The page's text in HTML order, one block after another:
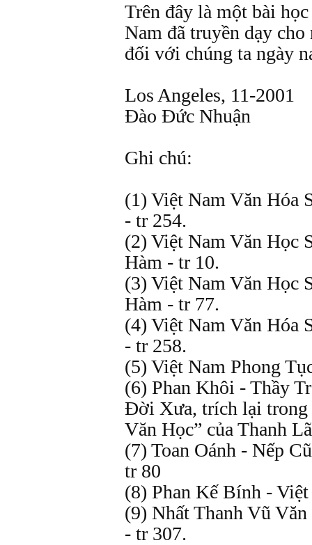
Trên đây là một bài
Nam đã truyền dạy
đối với chúng ta ngày
Los Angeles, 11-2001
Đào Đức Nhuận
Ghi chú:
(1) Việt Nam Văn Hóa
- tr 254.
(2) Việt Nam Văn Học
Hàm - tr 10.
(3) Việt Nam Văn Học
Hàm - tr 77.
(4) Việt Nam Văn Hóa
- tr 258.
(5) Việt Nam Phong
(6) Phan Khôi - Thầy
Đời Xưa, trích lại trong
Văn Học” của Thanh
(7) Toan Oánh - Nếp
tr 80
(8) Phan Kế Bính -
(9) Nhất Thanh Vũ
- tr 307.